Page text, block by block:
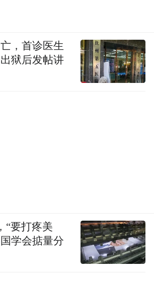
，首诊医生
狱后发帖讲
“要打疼美
学会掂量分